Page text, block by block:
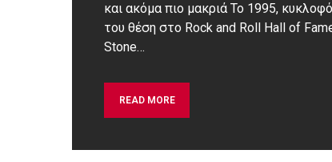
και ακόμα πιο μακριά Το 1995,
του θέση στο Rock and Roll Hall of
Stone…
READ MORE